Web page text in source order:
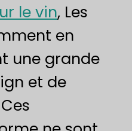
le vin, Les
en
une grande
et de